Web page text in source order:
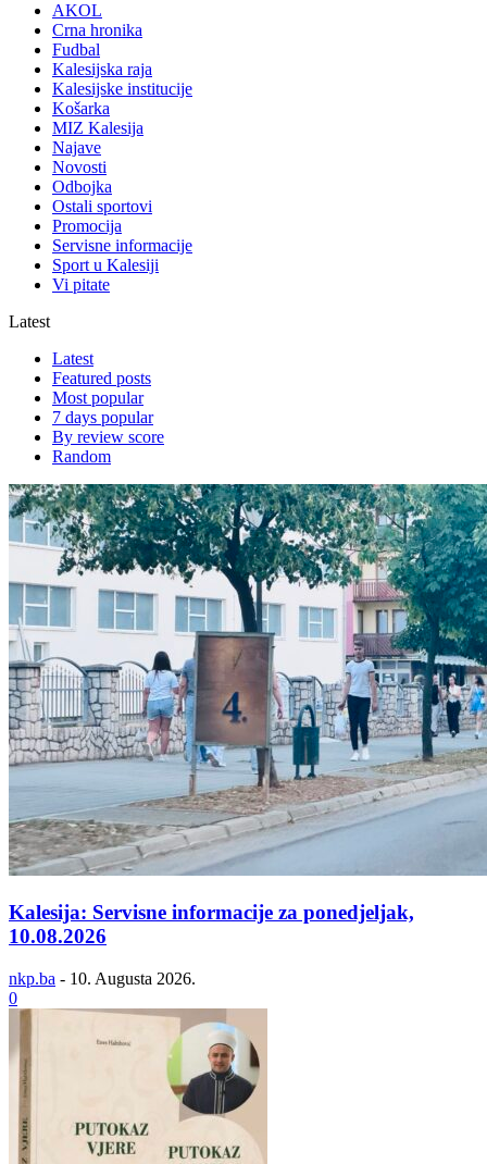
AKOL
Crna hronika
Fudbal
Kalesijska raja
Kalesijske institucije
Košarka
MIZ Kalesija
Najave
Novosti
Odbojka
Ostali sportovi
Promocija
Servisne informacije
Sport u Kalesiji
Vi pitate
Latest
Latest
Featured posts
Most popular
7 days popular
By review score
Random
Kalesija: Servisne informacije za ponedjeljak,
10.08.2026
nkp.ba - 10. Augusta 2026.
0